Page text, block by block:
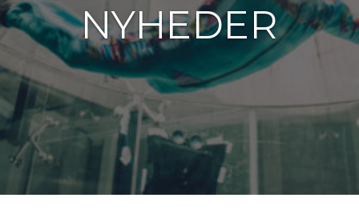
NYHEDER